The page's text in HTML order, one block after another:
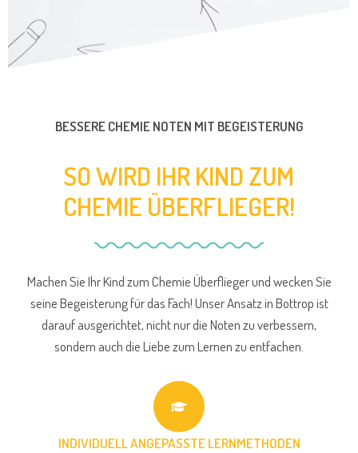
BESSERE CHEMIE NOTEN MIT BEGEISTERUNG
SO WIRD IHR KIND ZUM
CHEMIE ÜBERFLIEGER!
Machen Sie Ihr Kind zum Chemie Überflieger und wecken Sie
seine Begeisterung für das Fach! Unser Ansatz in Bottrop ist
darauf ausgerichtet, nicht nur die Noten zu verbessern,
sondern auch die Liebe zum Lernen zu entfachen.
INDIVIDUELL ANGEPASSTE LERNMETHODEN